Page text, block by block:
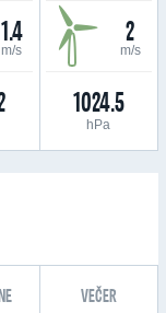
1.4
m/s
2
m/s
1024.5
hPa
VEČER